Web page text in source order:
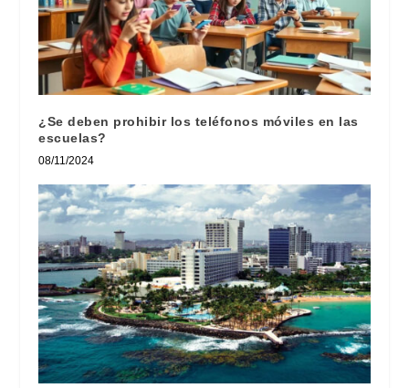
¿Se deben prohibir los teléfonos móviles en las
escuelas?
08/11/2024